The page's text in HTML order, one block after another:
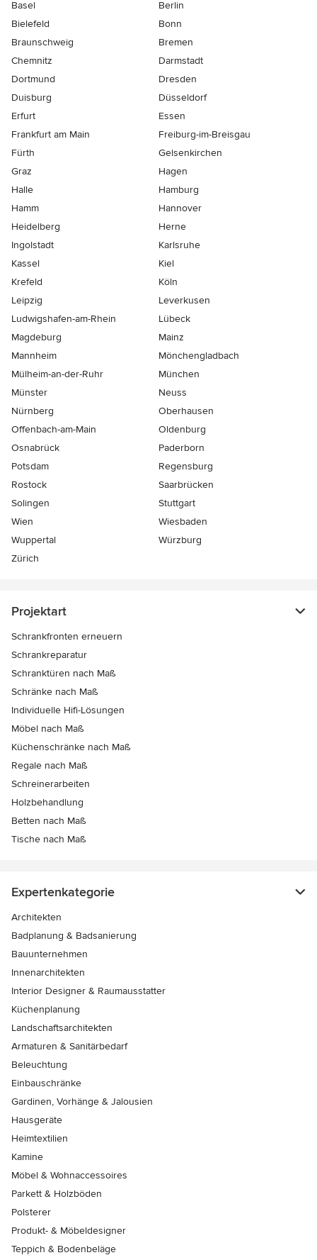
Basel
Berlin
Bielefeld
Bonn
Braunschweig
Bremen
Chemnitz
Darmstadt
Dortmund
Dresden
Duisburg
Düsseldorf
Erfurt
Essen
Frankfurt am Main
Freiburg-im-Breisgau
Fürth
Gelsenkirchen
Graz
Hagen
Halle
Hamburg
Hamm
Hannover
Heidelberg
Herne
Ingolstadt
Karlsruhe
Kassel
Kiel
Krefeld
Köln
Leipzig
Leverkusen
Ludwigshafen-am-Rhein
Lübeck
Magdeburg
Mainz
Mannheim
Mönchen­gladbach
Mülheim-an-der-Ruhr
München
Münster
Neuss
Nürnberg
Oberhausen
Offenbach-am-Main
Oldenburg
Osnabrück
Paderborn
Potsdam
Regensburg
Rostock
Saarbrücken
Solingen
Stuttgart
Wien
Wiesbaden
Wuppertal
Würzburg
Zürich
Projektart
Schrankfronten erneuern
Schrankreparatur
Schranktüren nach Maß
Schränke nach Maß
Individuelle Hifi-Lösungen
Möbel nach Maß
Küchenschränke nach Maß
Regale nach Maß
Schreinerarbeiten
Holzbehandlung
Betten nach Maß
Tische nach Maß
Expertenkategorie
Architekten
Badplanung & Badsanierung
Bauunternehmen
Innenarchitekten
Interior Designer & Raumausstatter
Küchenplanung
Landschaftsarchitekten
Armaturen & Sanitärbedarf
Beleuchtung
Einbauschränke
Gardinen, Vorhänge & Jalousien
Hausgeräte
Heimtextilien
Kamine
Möbel & Wohnaccessoires
Parkett & Holzböden
Polsterer
Produkt- & Möbeldesigner
Teppich & Bodenbeläge